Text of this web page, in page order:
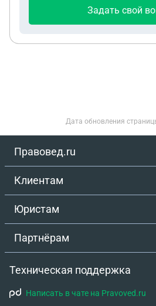
квартиры от государства,
Задать свой
Дата обновления
Правовед.ru
Клиентам
Юристам
Партнёрам
Техническая поддержка
Написать в чате на Pravoved.ru